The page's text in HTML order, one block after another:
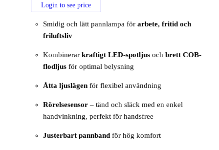
Login to see price
Smidig och lätt pannlampa för arbete, fritid och
friluftsliv
Kombinerar kraftigt LED-spotljus och brett COB-
flodljus för optimal belysning
Åtta ljuslägen för flexibel användning
Rörelsesensor – tänd och släck med en enkel
handvinkning, perfekt för handsfree
Justerbart pannband för hög komfort